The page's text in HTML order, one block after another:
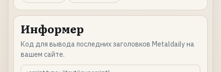
Информер
Код для вывода последних заголовков Metaldaily на
вашем сайте.